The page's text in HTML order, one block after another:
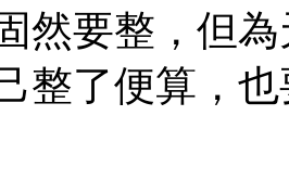
然要整，但
整了便算，